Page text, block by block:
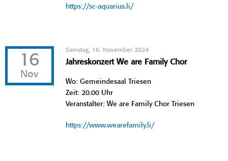
https://sc-aquarius.li/
16
Nov
Samstag, 16. November 2024
Jahreskonzert We are Family Chor
Wo: Gemeindesaal Triesen
Zeit: 20.00 Uhr
Veranstalter: We are Family Chor Triesen
https://www.wearefamily.li/